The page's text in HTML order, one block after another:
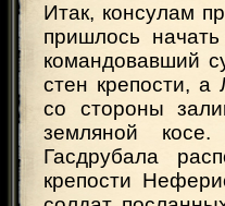
Итак, консулам
пришлось
командовавший
стен крепости,
со стороны
земляной
Гасдрубала
крепости